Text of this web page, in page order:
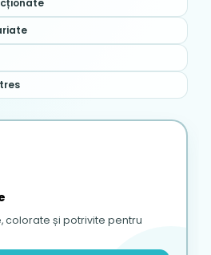
colorate și potrivite pentru